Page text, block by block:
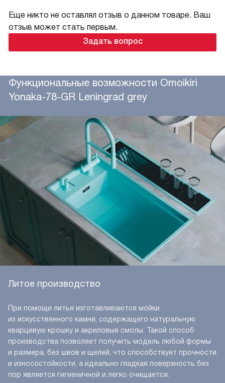
Еще никто не оставлял отзыв о данном товаре. Ваш
отзыв может стать первым.
Задать вопрос
Функциональные возможности Omoikiri
Yonaka-78-GR Leningrad grey
Литое производство
При помощи литья изготавливаются мойки
из искусственного камня, содержащего натуральную
кварцевую крошку и акриловые смолы. Такой способ
производства позволяет получить модель любой формы
и размера, без швов и щелей, что способствует прочности
и износостойкости, а идеально гладкая поверхность без
пор является гигиеничной и легко очищается.